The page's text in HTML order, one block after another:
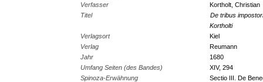
Verfasser
Kortholt, Christian
Titel
De tribus
Kortholti
Verlagsort
Kiel
Verlag
Reumann
Jahr
1680
Umfang Seiten (des Bandes)
XIV, 294
Spinoza-Erwähnung
Sectio III. De